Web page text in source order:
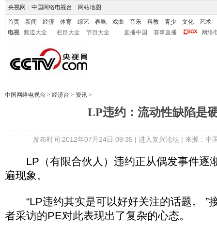
央视网 中国网络电视台 网站地图
首页 新闻 经济 体育 综艺 春晚 戏曲 音乐 科教 青少 文化
艺术
电视
频道大全 栏目大全 节目大全 直播中国 赛事直播 网络
中国网络电视台 > 经济台 > 资讯 >
LP违约：流动性缺陷是
发布时间:2012年07月24日 09:35 | 进入复兴论坛| 来源：中
LP（有限合伙人）违约正从偶发事件逐
遍现象。
“LP违约其实是可以好好关注的话题。 ”
者采访的PE对此表现出了复杂的心态。